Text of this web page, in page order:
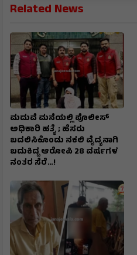
Related News
ಮದುವೆ ಮನೆಯಲ್ಲಿ ಪೊಲೀಸ್
ಅಧಿಕಾರಿ ಹತ್ಯೆ ; ಹೆಸರು
ಬದಲಿಸಿಕೊಂಡು ನಕಲಿ ವೈದ್ಯನಾಗಿ
ಬದುಕಿದ್ದ ಆರೋಪಿ 28 ವರ್ಷಗಳ
ನಂತರ ಸೆರೆ…!